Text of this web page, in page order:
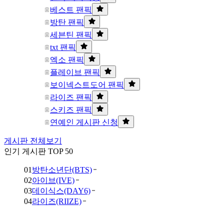
베스트 팬픽
방탄 팬픽
세븐틴 팬픽
txt 팬픽
엑소 팬픽
플레이브 팬픽
보이넥스트도어 팬픽
라이즈 팬픽
스키즈 팬픽
연예인 게시판 신청
게시판 전체보기
인기 게시판 TOP 50
01 방탄소년단(BTS)
02아이브(IVE)
03데이식스(DAY6)
04라이즈(RIIZE)